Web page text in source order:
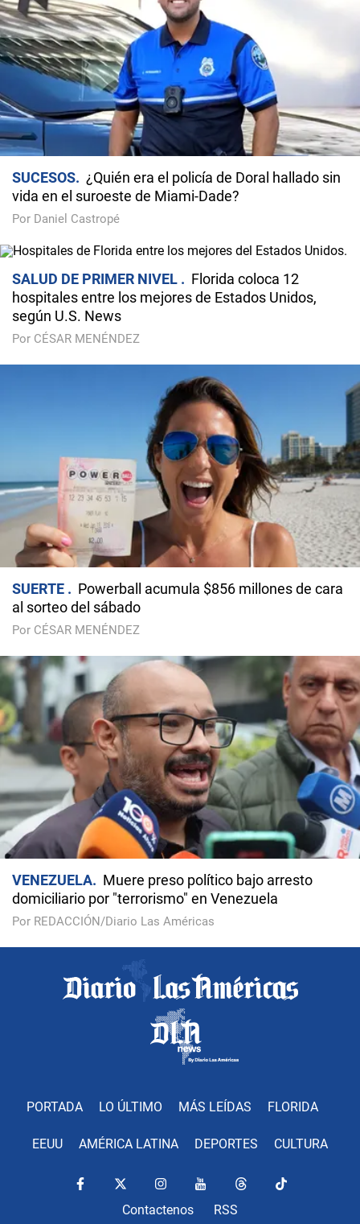
SUCESOS
¿Quién era el policía de Doral hallado sin
vida en el suroeste de Miami-Dade?
Por Daniel Castropé
SALUD DE PRIMER NIVEL
Florida coloca 12
hospitales entre los mejores de Estados Unidos,
según U.S. News
Por CÉSAR MENÉNDEZ
SUERTE
Powerball acumula $856 millones de cara
al sorteo del sábado
Por CÉSAR MENÉNDEZ
VENEZUELA
Muere preso político bajo arresto
domiciliario por "terrorismo" en Venezuela
Por REDACCIÓN/Diario Las Américas
PORTADA LO ÚLTIMO MÁS LEÍDAS FLORIDA
EEUU AMÉRICA LATINA DEPORTES CULTURA
Contactenos RSS